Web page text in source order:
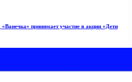
принимает участие в акции «Дети